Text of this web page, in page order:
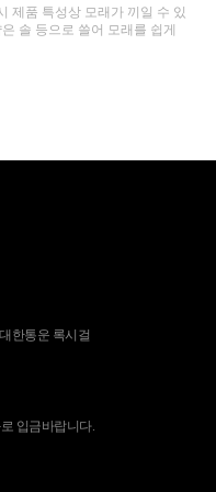
제품 특성상 모래가 끼일 수 있
솔 등으로 쓸어 모래를 쉽게
한통운 록시걸
입금바랍니다.